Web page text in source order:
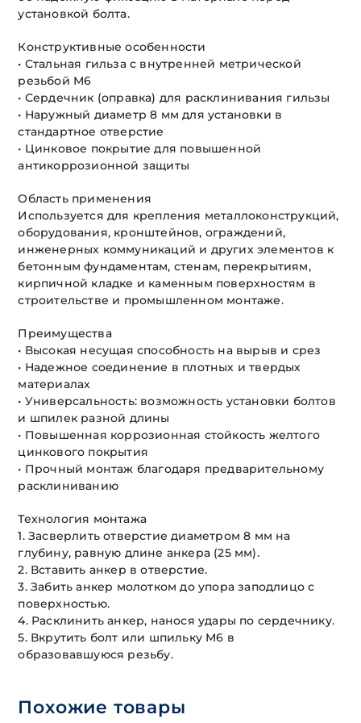
установкой болта.
Конструктивные особенности
• Стальная гильза с внутренней метрической
резьбой М6
• Сердечник (оправка) для расклинивания гильзы
• Наружный диаметр 8 мм для установки в
стандартное отверстие
• Цинковое покрытие для повышенной
антикоррозионной защиты
Область применения
Используется для крепления металлоконструкций,
оборудования, кронштейнов, ограждений,
инженерных коммуникаций и других элементов к
бетонным фундаментам, стенам, перекрытиям,
кирпичной кладке и каменным поверхностям в
строительстве и промышленном монтаже.
Преимущества
• Высокая несущая способность на вырыв и срез
• Надежное соединение в плотных и твердых
материалах
• Универсальность: возможность установки болтов
и шпилек разной длины
• Повышенная коррозионная стойкость желтого
цинкового покрытия
• Прочный монтаж благодаря предварительному
расклиниванию
Технология монтажа
1. Засверлить отверстие диаметром 8 мм на
глубину, равную длине анкера (25 мм).
2. Вставить анкер в отверстие.
3. Забить анкер молотком до упора заподлицо с
поверхностью.
4. Расклинить анкер, нанося удары по сердечнику.
5. Вкрутить болт или шпильку М6 в
образовавшуюся резьбу.
Похожие товары